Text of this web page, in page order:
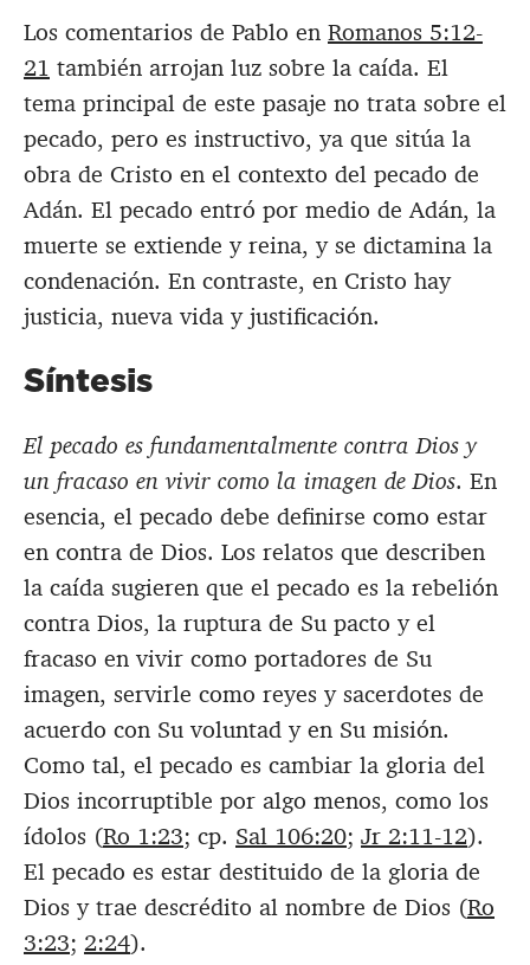
Los comentarios de Pablo en Romanos 5:12-
21 también arrojan luz sobre la caída. El
tema principal de este pasaje no trata sobre el
pecado, pero es instructivo, ya que sitúa la
obra de Cristo en el contexto del pecado de
Adán. El pecado entró por medio de Adán, la
muerte se extiende y reina, y se dictamina la
condenación. En contraste, en Cristo hay
justicia, nueva vida y justificación.
Síntesis
El pecado es fundamentalmente contra Dios y
un fracaso en vivir como la imagen de Dios. En
esencia, el pecado debe definirse como estar
en contra de Dios. Los relatos que describen
la caída sugieren que el pecado es la rebelión
contra Dios, la ruptura de Su pacto y el
fracaso en vivir como portadores de Su
imagen, servirle como reyes y sacerdotes de
acuerdo con Su voluntad y en Su misión.
Como tal, el pecado es cambiar la gloria del
Dios incorruptible por algo menos, como los
ídolos (Ro 1:23; cp. Sal 106:20; Jr 2:11-12).
El pecado es estar destituido de la gloria de
Dios y trae descrédito al nombre de Dios (Ro
3:23; 2:24).